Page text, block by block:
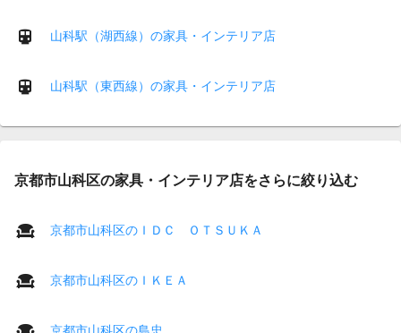
山科駅（湖西線）の家具・インテリア店
山科駅（東西線）の家具・インテリア店
京都市山科区の家具・インテリア店をさらに絞り込む
京都市山科区のＩＤＣ ＯＴＳＵＫＡ
京都市山科区のＩＫＥＡ
京都市山科区の島忠